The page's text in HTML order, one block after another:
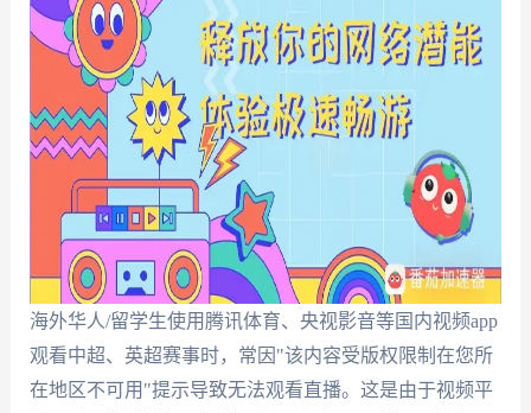
海外华人/留学生使用腾讯体育、央视影音等国内视频app
观看中超、英超赛事时，常因"该内容受版权限制在您所
在地区不可用"提示导致无法观看直播。这是由于视频平